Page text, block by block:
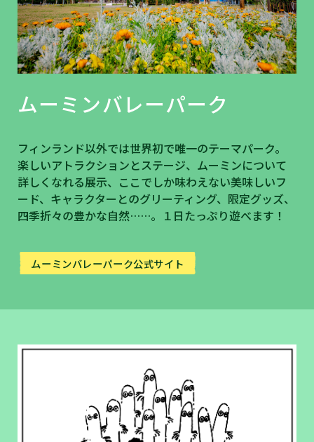
ムーミンバレーパーク
フィンランド以外では世界初で唯一のテーマパーク。
楽しいアトラクションとステージ、ムーミンについて
詳しくなれる展示、ここでしか味わえない美味しいフ
ード、キャラクターとのグリーティング、限定グッズ、
四季折々の豊かな自然……。１日たっぷり遊べます！
ムーミンバレーパーク公式サイト